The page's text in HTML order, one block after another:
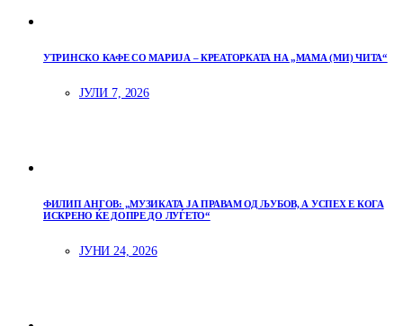
УТРИНСКО КАФЕ СО МАРИЈА – КРЕАТОРКАТА НА „МАМА (МИ) ЧИТА“
ЈУЛИ 7, 2026
ФИЛИП АНГОВ: „МУЗИКАТА ЈА ПРАВАМ ОД ЉУБОВ, А УСПЕХ Е КОГА
ИСКРЕНО ЌЕ ДОПРЕ ДО ЛУЃЕТО“
ЈУНИ 24, 2026